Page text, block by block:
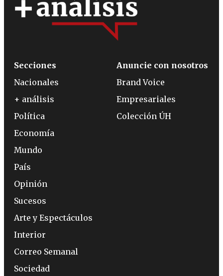
Secciones
Nacionales
+ análisis
Política
Economía
Mundo
País
Opinión
Sucesos
Arte y Espectáculos
Interior
Correo Semanal
Sociedad
Anuncie con nosotros
Brand Voice
Empresariales
Colección ÚH